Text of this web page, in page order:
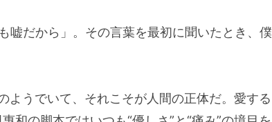
嘘だから」。その言葉を最初に聞いたとき、僕
ようでいて、それこそが人間の正体だ。愛する